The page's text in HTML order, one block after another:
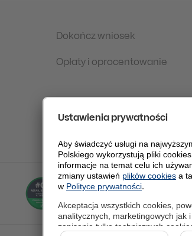
Dokończ wniosek
Opłaty i oprocentowanie